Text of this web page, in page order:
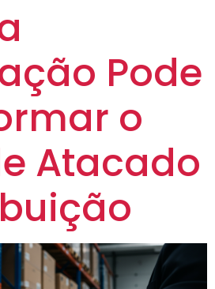
Pode
o
Atacado